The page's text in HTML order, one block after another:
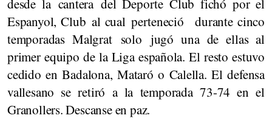
desde la cantera del Deporte Club fichó por el
Espanyol, Club al cual perteneció durante cinco
temporadas Malgrat solo jugó una de ellas al
primer equipo de la Liga española. El resto estuvo
cedido en Badalona, Mataró o Calella. El defensa
vallesano se retiró a la temporada 73-74 en el
Granollers. Descanse en paz.